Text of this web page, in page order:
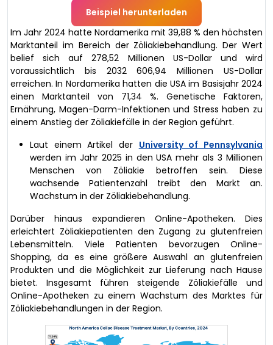
Beispiel herunterladen
Im Jahr 2024 hatte Nordamerika mit 39,88 % den höchsten
Marktanteil im Bereich der Zöliakiebehandlung. Der Wert
belief sich auf 278,52 Millionen US-Dollar und wird
voraussichtlich bis 2032 606,94 Millionen US-Dollar
erreichen. In Nordamerika hatten die USA im Basisjahr 2024
einen Marktanteil von 71,34 %. Genetische Faktoren,
Ernährung, Magen-Darm-Infektionen und Stress haben zu
einem Anstieg der Zöliakiefälle in der Region geführt.
Laut einem Artikel der University of Pennsylvania
werden im Jahr 2025 in den USA mehr als 3 Millionen
Menschen von Zöliakie betroffen sein. Diese
wachsende Patientenzahl treibt den Markt an.
Wachstum in der Zöliakiebehandlung.
Darüber hinaus expandieren Online-Apotheken. Dies
erleichtert Zöliakiepatienten den Zugang zu glutenfreien
Lebensmitteln. Viele Patienten bevorzugen Online-
Shopping, da es eine größere Auswahl an glutenfreien
Produkten und die Möglichkeit zur Lieferung nach Hause
bietet. Insgesamt führen steigende Zöliakiefälle und
Online-Apotheken zu einem Wachstum des Marktes für
Zöliakiebehandlungen in der Region.